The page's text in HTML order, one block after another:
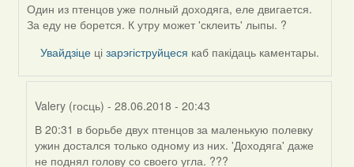
In
reply
Feather
Один из птенцов уже полный доходяга, еле двигается.
За еду не борется. К утру может 'склеить' лыпы. ?
Увайдзіце цізарэгіструйцеся каб пакідаць каментары.
Valery (госць) - 28.06.2018 - 20:43
In
reply
В 20:31 в борьбе двух птенцов за маленькую полевку
ужин достался только одному из них. 'Доходяга' даже
не поднял голову со своего угла. ???